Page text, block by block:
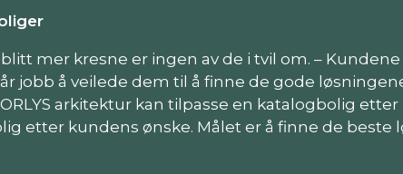
mer kresne er ingen av de i tvil om. –
jobb å veilede dem til å finne de gode
arkitektur kan tilpasse en katalogbolig
etter kundens ønske. Målet er å finne de